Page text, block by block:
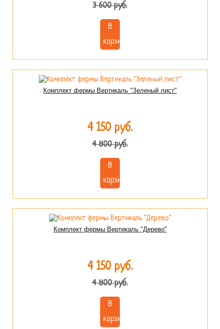
3 600 руб.
В
корзину
Комплект фермы Вертикаль "Зеленый лист"
4 150 руб.
4 800 руб.
В
корзину
Комплект фермы Вертикаль "Дерево"
4 150 руб.
4 800 руб.
В
корзину